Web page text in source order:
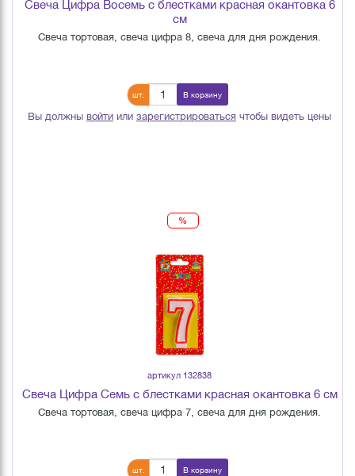
Свеча Цифра Восемь с блестками красная окантовка 6
см
Свеча тортовая, свеча цифра 8, свеча для дня рождения.
шт. В корзину
Вы должны войти или зарегистрироваться чтобы видеть цены
%
артикул 132838
Свеча Цифра Семь с блестками красная окантовка 6 см
Свеча тортовая, свеча цифра 7, свеча для дня рождения.
шт. В корзину